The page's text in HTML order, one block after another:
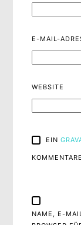
E-MAIL-
WEBSITE
EIN
NAME, E-